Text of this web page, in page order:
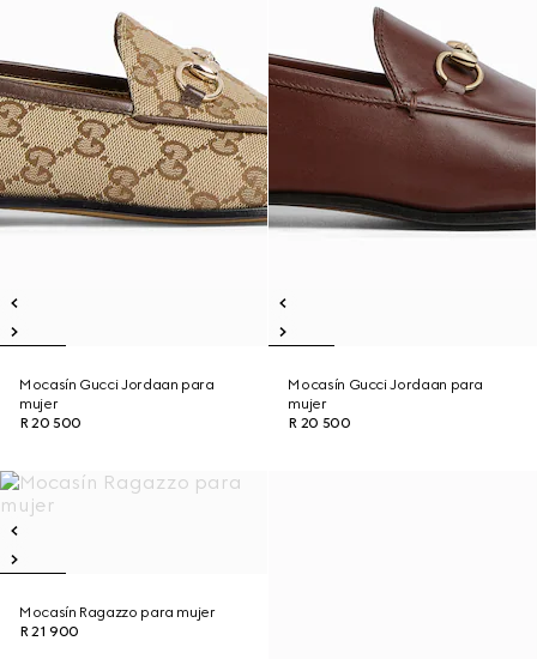
Mocasín Gucci Jordaan para
mujer
R 20 500
Mocasín Gucci Jordaan para
mujer
R 20 500
Mocasín Ragazzo para mujer
R 21 900